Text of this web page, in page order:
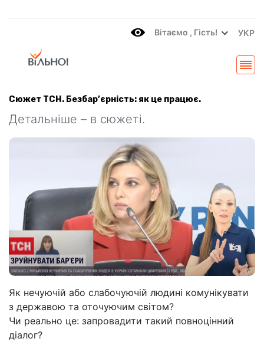
Вітаємo , Гість! УКР
Сюжет ТСН. Безбар’єрність: як це працює.
Детальніше – в сюжеті.
Як нечуючій або слабочуючій людині комунікувати
з державою та оточуючим світом?
Чи реально це: запровадити такий повноцінний
діалог?